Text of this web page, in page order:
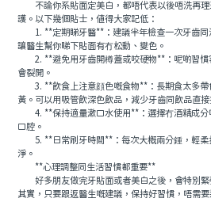
不論你系貼面定美白，都唔代表以後唔洗再理
護。以下幾個貼士，值得大家記低：
1. **定期睇牙醫**：建議半年檢查一次牙齒同
讓醫生幫你睇下貼面有冇松動、變色。
2. **避免用牙齒開樽蓋或咬硬物**：呢啲習慣
會裂開。
3. **飲食上注意顔色嘅食物**：長期食太多帶
黃。可以用吸管飲深色飲品，減少牙齒同飲品直接
4. **保持適量漱口水使用**：選擇冇酒精成分
口腔。
5. **日常刷牙時間**：每次大概兩分鍾，輕柔
淨。
**心理調整同生活習慣都重要**
好多朋友做完牙貼面或者美白之後，會特別緊
其實，只要跟返醫生嘅建議，保持好習慣，唔需